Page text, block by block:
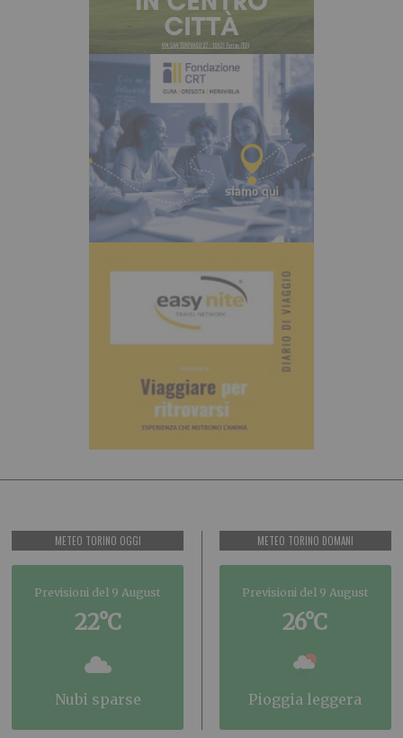
METEO TORINO OGGI
Previsioni del 9 August
22°C
nubi sparse
METEO TORINO DOMANI
Previsioni del 9 August
26°C
pioggia leggera